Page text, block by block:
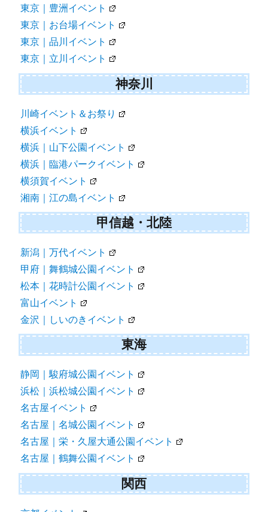
東京｜豊洲イベント
東京｜お台場イベント
東京｜品川イベント
東京｜立川イベント
神奈川
川崎イベント＆お祭り
横浜イベント
横浜｜山下公園イベント
横浜｜臨港パークイベント
横須賀イベント
湘南｜江の島イベント
甲信越・北陸
新潟｜万代イベント
甲府｜舞鶴城公園イベント
松本｜花時計公園イベント
富山イベント
金沢｜しいのきイベント
東海
静岡｜駿府城公園イベント
浜松｜浜松城公園イベント
名古屋イベント
名古屋｜名城公園イベント
名古屋｜栄・久屋大通公園イベント
名古屋｜鶴舞公園イベント
関西